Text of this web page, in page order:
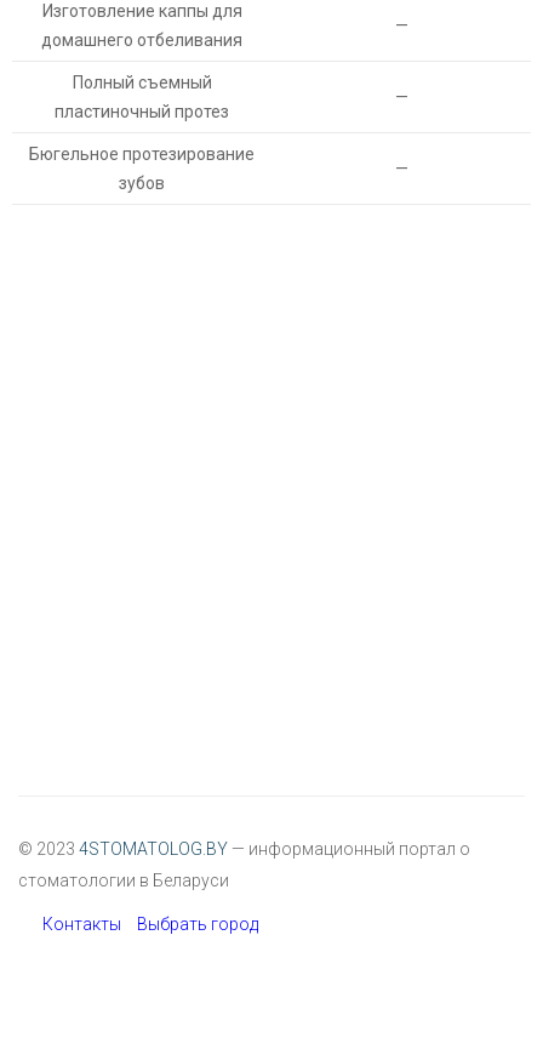
Изготовление каппы для
домашнего отбеливания
—
Полный съемный
пластиночный протез
—
Бюгельное протезирование
зубов
—
© 2023 4STOMATOLOG.BY — информационный портал о
стоматологии в Беларуси
Контакты Выбрать город